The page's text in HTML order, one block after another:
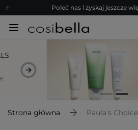
Poleć nas i zyskaj jeszcze
Zapisz się na newsletter
Z nami to możliwe! Realizacja
Poleć nas i zyskaj jeszcze
Zapisz się na newsletter
Strona główna Paula's